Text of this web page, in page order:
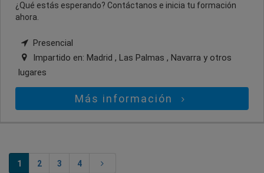
¿Qué estás esperando? Contáctanos e inicia tu formación
ahora.
Presencial
Impartido en: Madrid , Las Palmas , Navarra y otros
lugares
Más información
1 2 3 4